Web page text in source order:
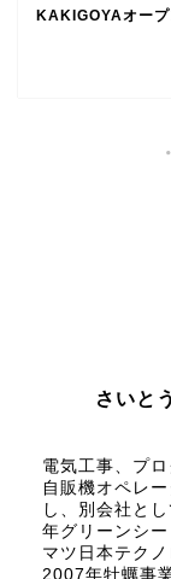
KAKIGOYAオープ
さいと
電気工事、プ
自販機オペレ
し、別会社と
年グリーンシー
マツ日本テク
2007年牡蠣事